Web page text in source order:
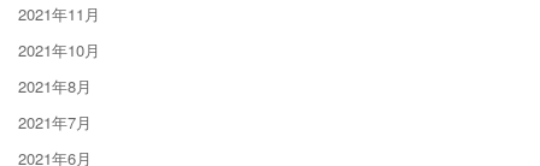
2021年11月
2021年10月
2021年8月
2021年7月
2021年6月